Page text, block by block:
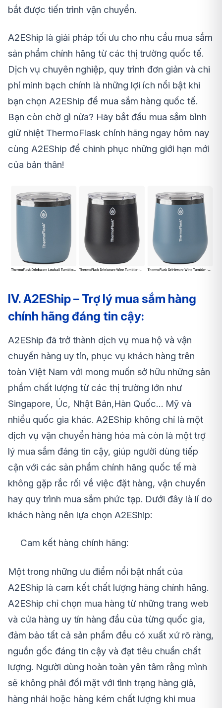
bắt được tiến trình vận chuyển.
A2EShip là giải pháp tối ưu cho nhu cầu mua sắm
sản phẩm chính hãng từ các thị trường quốc tế.
Dịch vụ chuyên nghiệp, quy trình đơn giản và chi
phí minh bạch chính là những lợi ích nổi bật khi
bạn chọn A2EShip để mua sắm hàng quốc tế.
Bạn còn chờ gì nữa? Hãy bắt đầu mua sắm bình
giữ nhiệt ThermoFlask chính hãng ngay hôm nay
cùng A2EShip để chinh phục những giới hạn mới
của bản thân!
IV. A2EShip – Trợ lý mua sắm hàng
chính hãng đáng tin cậy:
A2EShip đã trở thành dịch vụ mua hộ và vận
chuyển hàng uy tín, phục vụ khách hàng trên
toàn Việt Nam với mong muốn sở hữu những sản
phẩm chất lượng từ các thị trường lớn như
Singapore, Úc, Nhật Bản,Hàn Quốc… Mỹ và
nhiều quốc gia khác. A2EShip không chỉ là một
dịch vụ vận chuyển hàng hóa mà còn là một trợ
lý mua sắm đáng tin cậy, giúp người dùng tiếp
cận với các sản phẩm chính hãng quốc tế mà
không gặp rắc rối về việc đặt hàng, vận chuyển
hay quy trình mua sắm phức tạp. Dưới đây là lí do
khách hàng nên lựa chọn A2EShip:
Cam kết hàng chính hãng:
Một trong những ưu điểm nổi bật nhất của
A2EShip là cam kết chất lượng hàng chính hãng.
A2EShip chỉ chọn mua hàng từ những trang web
và cửa hàng uy tín hàng đầu của từng quốc gia,
đảm bảo tất cả sản phẩm đều có xuất xứ rõ ràng,
nguồn gốc đáng tin cậy và đạt tiêu chuẩn chất
lượng. Người dùng hoàn toàn yên tâm rằng mình
sẽ không phải đối mặt với tình trạng hàng giả,
hàng nhái hoặc hàng kém chất lượng khi mua